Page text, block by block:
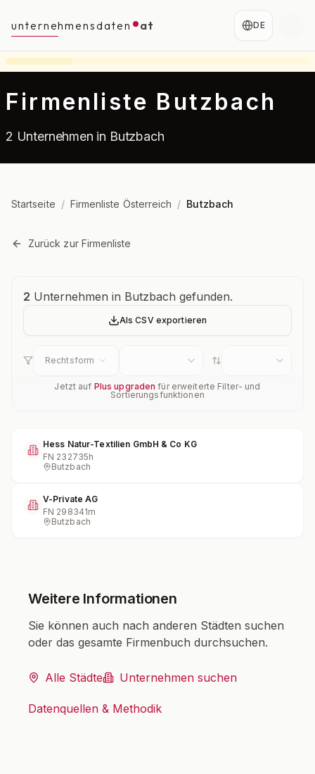
unternehmensdaten at DE
Firmenliste Butzbach
2 Unternehmen in Butzbach
Startseite / Firmenliste Österreich / Butzbach
Zurück zur Firmenliste
Unternehmensübersicht
2 Unternehmen in Butzbach gefunden.
Als CSV exportieren
Rechtsform
Jetzt auf Plus upgraden für erweiterte Filter- und
Sortierungsfunktionen
Hess Natur-Textilien GmbH & Co KG
FN 232735h
Butzbach
V-Private AG
FN 298341m
Butzbach
Weitere Informationen
Sie können auch nach anderen Städten suchen
oder das gesamte Firmenbuch durchsuchen.
Alle Städte Unternehmen suchen
Datenquellen & Methodik